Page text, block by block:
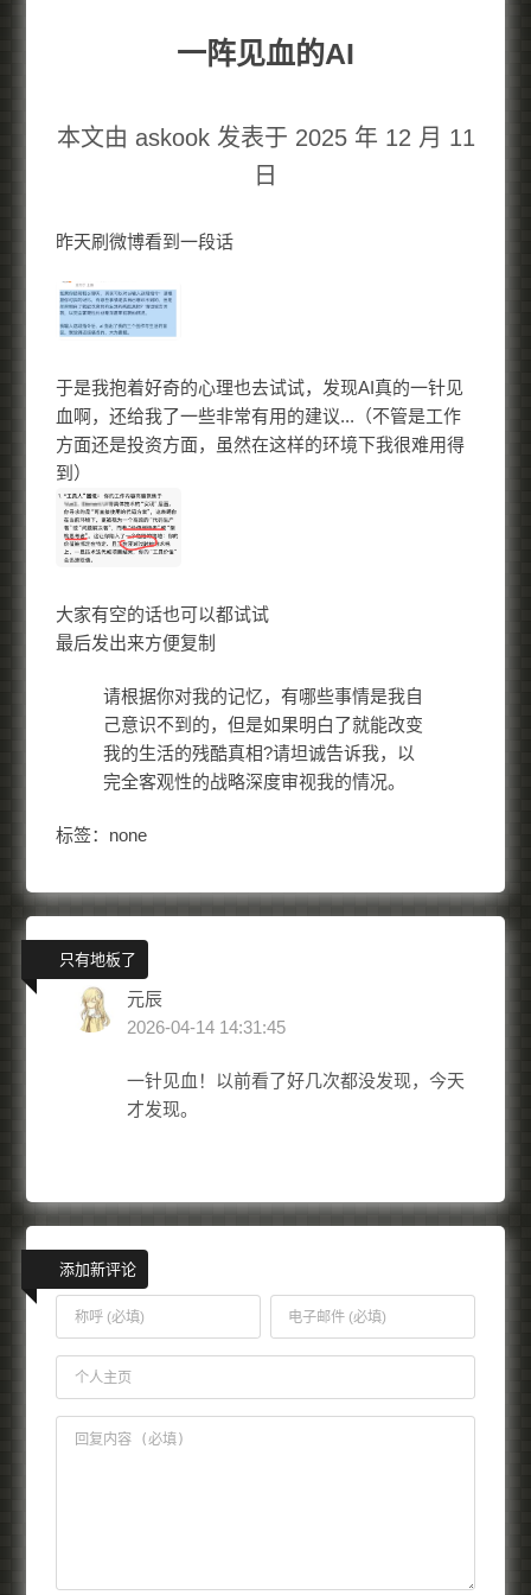
一阵见血的AI
本文由 askook 发表于 2025 年 12 月 11
日
昨天刷微博看到一段话
于是我抱着好奇的心理也去试试，发现AI真的一针见
血啊，还给我了一些非常有用的建议...（不管是工作
方面还是投资方面，虽然在这样的环境下我很难用得
到）
大家有空的话也可以都试试
最后发出来方便复制
请根据你对我的记忆，有哪些事情是我自
己意识不到的，但是如果明白了就能改变
我的生活的残酷真相?请坦诚告诉我，以
完全客观性的战略深度审视我的情况。
标签：none
只有地板了
元辰
2026-04-14 14:31:45
一针见血！以前看了好几次都没发现，今天
才发现。
添加新评论